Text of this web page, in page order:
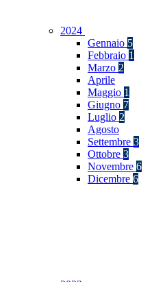
2024
Gennaio 5
Febbraio 1
Marzo 2
Aprile
Maggio 1
Giugno 7
Luglio 2
Agosto
Settembre 3
Ottobre 3
Novembre 6
Dicembre 6